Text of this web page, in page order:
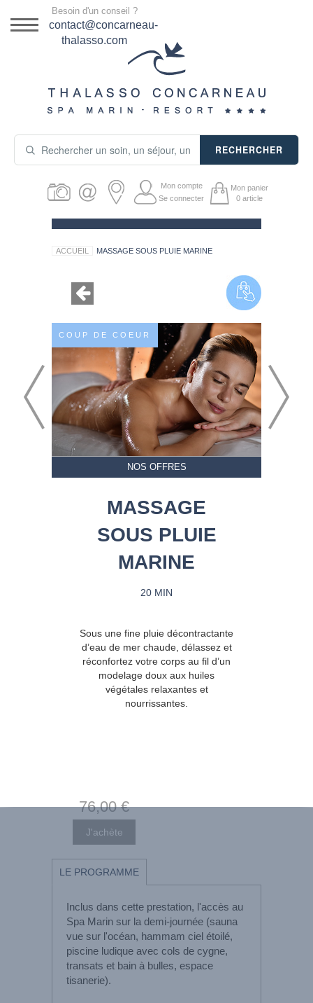
DESTINATION
SÉJOURS THALASSO
PRODUITS COSMÉTIQUES
GUIDE CADEAUX
Besoin d'un conseil ?
contact@concarneau-
thalasso.com
RECHERCHER
Mon compte
Se connecter
Mon panier
0 article
ACCUEIL MASSAGE SOUS PLUIE MARINE
COUP DE COEUR
NOS OFFRES
MASSAGE
SOUS PLUIE
MARINE
20 MIN
Sous une fine pluie décontractante
d’eau de mer chaude, délassez et
réconfortez votre corps au fil d’un
modelage doux aux huiles
végétales relaxantes et
nourrissantes.
76,00 €
LE PROGRAMME
Inclus dans cette prestation, l'accès au
Spa Marin sur la demi-journée (sauna
vue sur l'océan, hammam ciel étoilé,
piscine ludique avec cols de cygne,
transats et bain à bulles, espace
tisanerie).